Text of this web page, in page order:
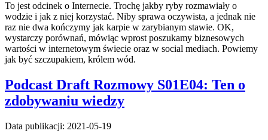
To jest odcinek o Internecie. Trochę jakby ryby rozmawiały o
wodzie i jak z niej korzystać. Niby sprawa oczywista, a jednak nie
raz nie dwa kończymy jak karpie w zarybianym stawie. OK,
wystarczy porównań, mówiąc wprost poszukamy biznesowych
wartości w internetowym świecie oraz w social mediach. Powiemy
jak być szczupakiem, królem wód.
Podcast Draft Rozmowy S01E04: Ten o
zdobywaniu wiedzy
Data publikacji: 2021-05-19